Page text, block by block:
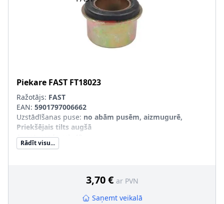
Piekare FAST FT18023
Ražotājs: FAST
EAN: 5901797006662
Uzstādīšanas puse: no abām pusēm, aizmugurē,
Priekšējais tilts augšā
Augstums [mm]
Iekšējais diametrs [mm]
Rādīt visu...
3,70 € ar PVN
Saņemt veikalā